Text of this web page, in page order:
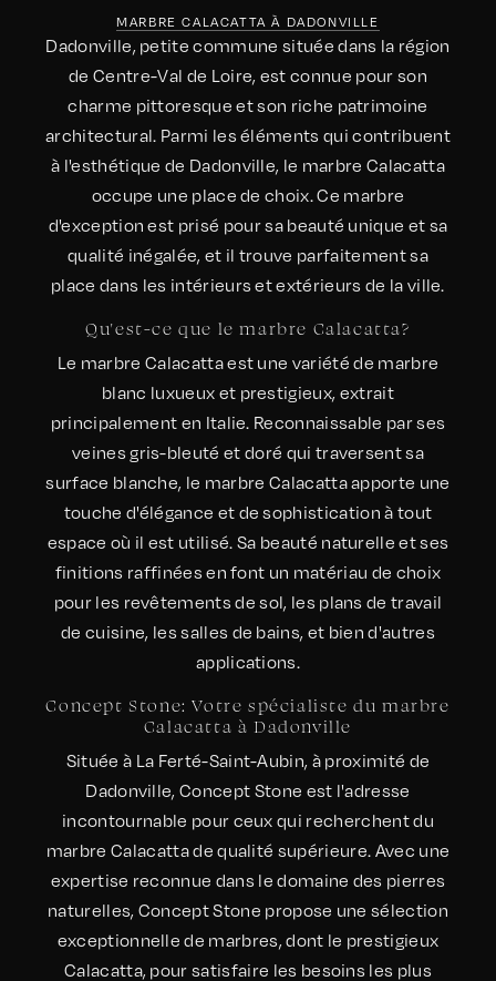
MARBRE CALACATTA À DADONVILLE
Dadonville, petite commune située dans la région
de Centre-Val de Loire, est connue pour son
charme pittoresque et son riche patrimoine
architectural. Parmi les éléments qui contribuent
à l'esthétique de Dadonville, le marbre Calacatta
occupe une place de choix. Ce marbre
d'exception est prisé pour sa beauté unique et sa
qualité inégalée, et il trouve parfaitement sa
place dans les intérieurs et extérieurs de la ville.
Qu'est-ce que le marbre Calacatta?
Le marbre Calacatta est une variété de marbre
blanc luxueux et prestigieux, extrait
principalement en Italie. Reconnaissable par ses
veines gris-bleuté et doré qui traversent sa
surface blanche, le marbre Calacatta apporte une
touche d'élégance et de sophistication à tout
espace où il est utilisé. Sa beauté naturelle et ses
finitions raffinées en font un matériau de choix
pour les revêtements de sol, les plans de travail
de cuisine, les salles de bains, et bien d'autres
applications.
Concept Stone: Votre spécialiste du marbre
Calacatta à Dadonville
Située à La Ferté-Saint-Aubin, à proximité de
Dadonville, Concept Stone est l'adresse
incontournable pour ceux qui recherchent du
marbre Calacatta de qualité supérieure. Avec une
expertise reconnue dans le domaine des pierres
naturelles, Concept Stone propose une sélection
exceptionnelle de marbres, dont le prestigieux
Calacatta, pour satisfaire les besoins les plus